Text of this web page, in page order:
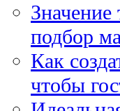
подбор
Как
чтобы